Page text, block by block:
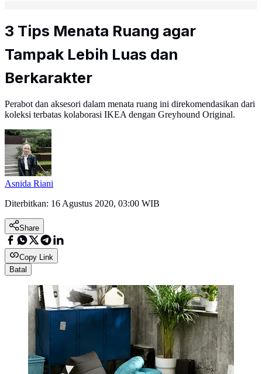
3 Tips Menata Ruang agar
Tampak Lebih Luas dan
Berkarakter
Perabot dan aksesori dalam menata ruang ini direkomendasikan dari
koleksi terbatas kolaborasi IKEA dengan Greyhound Original.
Asnida Riani
Diterbitkan: 16 Agustus 2020, 03:00 WIB
Share
Copy Link
Batal